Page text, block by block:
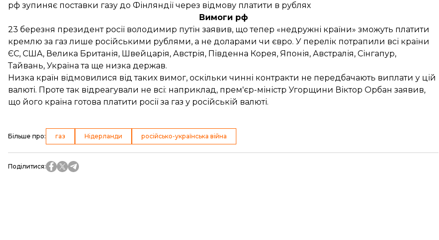
рф зупиняє поставки газу до Фінляндії через відмову платити в рублях
Вимоги рф
23 березня президент росії володимир путін заявив, що тепер «недружні країни» зможуть платити
кремлю за газ лише російськими рублями, а не доларами чи євро. У перелік потрапили всі країни
ЄС, США, Велика Британія, Швейцарія, Австрія, Південна Корея, Японія, Австралія, Сінгапур,
Тайвань, Україна та ще низка держав.
Низка країн відмовилися від таких вимог, оскільки чинні контракти не передбачають виплати у цій
валюті. Проте так відреагували не всі: наприклад, прем'єр-міністр Угорщини Віктор Орбан заявив,
що його країна готова платити росії за газ у російській валюті.
Більше про: газ Нідерланди російсько-українська війна
Поділитися: